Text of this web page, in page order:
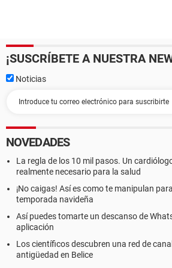
¡SUSCRÍBETE A NUESTRA
Noticias
NOVEDADES
La regla de los 10 mil pasos. Un
realmente necesario para la salud
¡No caigas! Así es como te manipulan
temporada navideña
Así puedes tomarte un descanso de
aplicación
Los científicos descubren una red de
antigüedad en Belice